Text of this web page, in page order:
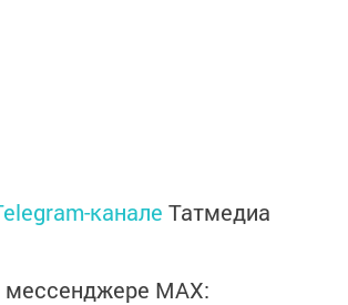
канале Татмедиа
мессенджере MАХ: